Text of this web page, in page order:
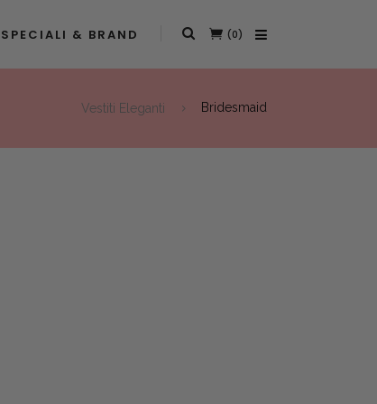
& BRAND (0)
Vestiti Eleganti Bridesmaid